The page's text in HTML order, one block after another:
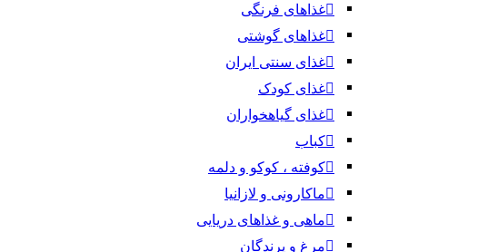
غذاهای فرنگی
غذاهای گوشتی
غذای سنتی ایران
غذای کودک
غذای گیاهخواران
کباب
کوفته ، کوکو و دلمه
ماکارونی و لازانیا
ماهی و غذاهای دریایی
مرغ و پرندگان